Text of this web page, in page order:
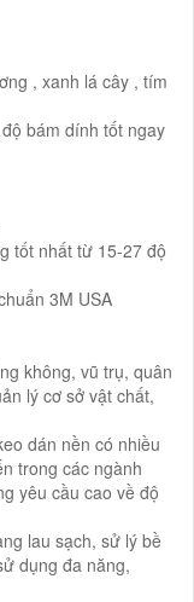
, xanh lá cây , tím
bám dính tốt ngay
tốt nhất từ 15-27 độ
3M USA
không, vũ trụ, quân
lý cơ sở vật chất,
dán nền có nhiều
trong các ngành
yêu cầu cao về độ
lau sạch, sử lý bề
dụng đa năng,